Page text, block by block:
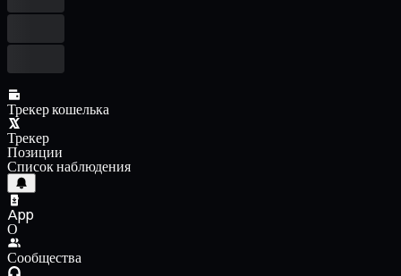
Трекер кошелька
Трекер
Позиции
Список наблюдения
App
О
Сообщества